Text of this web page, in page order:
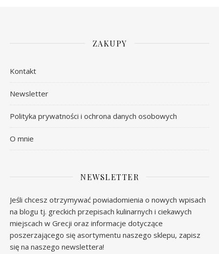
ZAKUPY
Kontakt
Newsletter
Polityka prywatności i ochrona danych osobowych
O mnie
NEWSLETTER
Jeśli chcesz otrzymywać powiadomienia o nowych wpisach
na blogu tj. greckich przepisach kulinarnych i ciekawych
miejscach w Grecji oraz informacje dotyczące
poszerzającego się asortymentu naszego sklepu, zapisz
się na naszego newslettera!